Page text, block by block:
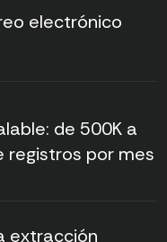
electrónico
de 500K a
registros por mes
extracción